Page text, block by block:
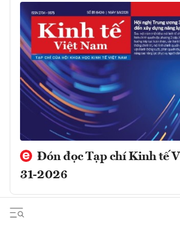
Đón đọc Tạp chí Kinh tế
31-2026